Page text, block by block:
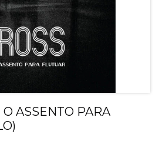
O ASSENTO PARA